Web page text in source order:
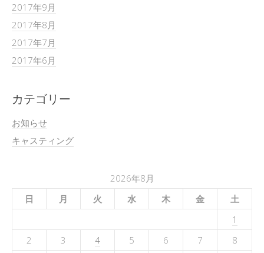
2017年9月
2017年8月
2017年7月
2017年6月
カテゴリー
お知らせ
キャスティング
2026年8月
日
月 火 水 木 金
土
1
2
3 4 5 6 7
8